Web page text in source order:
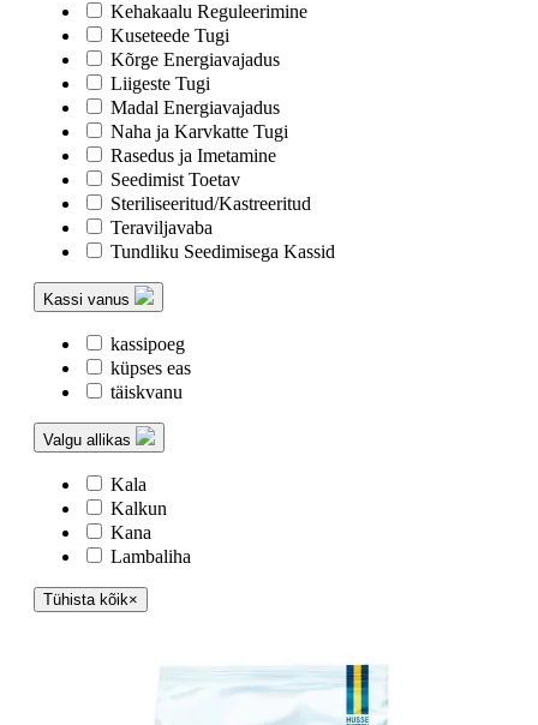
Kehakaalu Reguleerimine
Kuseteede Tugi
Kõrge Energiavajadus
Liigeste Tugi
Madal Energiavajadus
Naha ja Karvkatte Tugi
Rasedus ja Imetamine
Seedimist Toetav
Steriliseeritud/Kastreeritud
Teraviljavaba
Tundliku Seedimisega Kassid
Kassi vanus
kassipoeg
küpses eas
täiskvanu
Valgu allikas
Kala
Kalkun
Kana
Lambaliha
Tühista kõik×